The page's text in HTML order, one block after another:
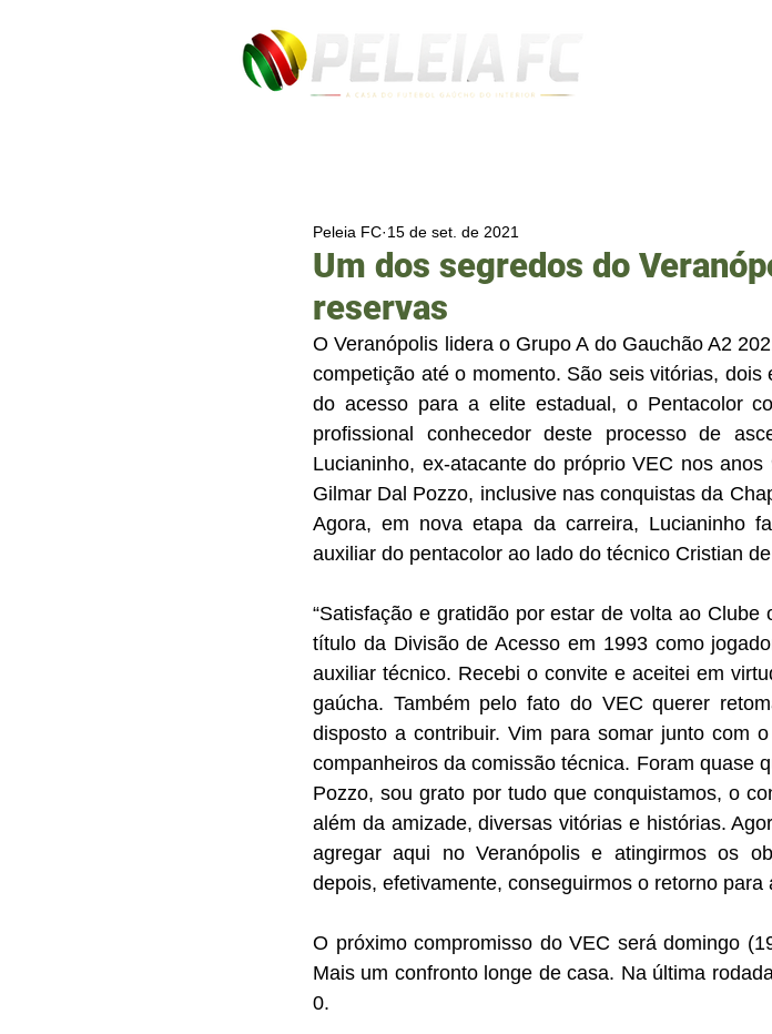
Um dos segredos do
reservas
Peleia FC 15 de set. de 2021
O Veranópolis lidera o Grupo A do Gauchão A2
competição até o momento. São seis vitórias,
do acesso para a elite estadual, o Pentacolor
profissional conhecedor deste processo de
Lucianinho, ex-atacante do próprio VEC nos
Gilmar Dal Pozzo, inclusive nas conquistas da
Agora, em nova etapa da carreira, Lucianinho
auxiliar do pentacolor ao lado do técnico Cristian
“Satisfação e gratidão por estar de volta ao
título da Divisão de Acesso em 1993 como
auxiliar técnico. Recebi o convite e aceitei em
gaúcha. Também pelo fato do VEC querer
disposto a contribuir. Vim para somar junto com
companheiros da comissão técnica. Foram quase
Pozzo, sou grato por tudo que conquistamos, o
além da amizade, diversas vitórias e histórias.
agregar aqui no Veranópolis e atingirmos os
depois, efetivamente, conseguirmos o retorno para
O próximo compromisso do VEC será domingo
Mais um confronto longe de casa. Na última
0.